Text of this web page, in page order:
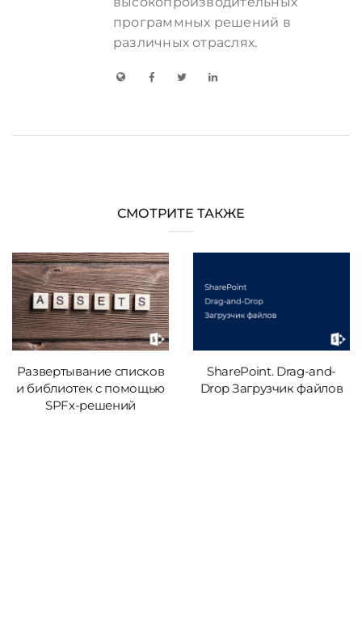
программных решений в
различных отраслях.
СМОТРИТЕ ТАКЖЕ
Развертывание списков
и библиотек с помощью
SPFx-решений
SharePoint. Drag-and-
Drop Загрузчик файлов